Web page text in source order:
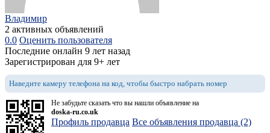
Владимир
2 активных объявлений
0.0 Оценить пользователя
Последние онлайн 9 лет назад
Зарегистрирован для 9+ лет
Наведите камеру телефона на код, чтобы быстро набрать номер
Не забудьте сказать что вы нашли объявление на
doska-ru.co.uk
Профиль продавца Все объявления продавца (2)